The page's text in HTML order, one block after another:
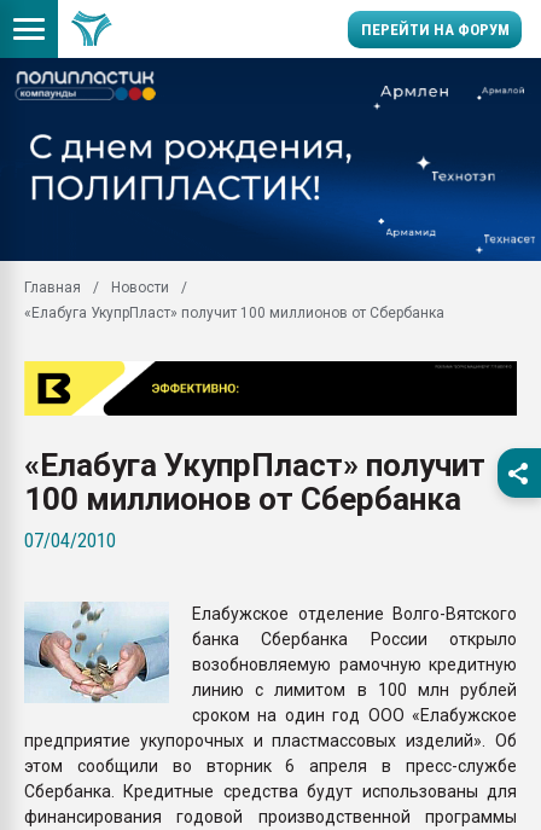
ПЕРЕЙТИ НА ФОРУМ
Вакуум-формовочные
28.07.2026
бутылок
Материал поверхности
вакуумного
ПЕРЕЙТИ НА
Главная
Новости
«Елабуга УкупрПласт» получит 100 миллионов от Сбербанка
«Елабуга УкупрПласт» получит
100 миллионов от Сбербанка
07/04/2010
Елабужское отделение Волго-Вятского
банка Сбербанка России открыло
возобновляемую рамочную кредитную
линию с лимитом в 100 млн рублей
сроком на один год ООО «Елабужское
предприятие укупорочных и пластмассовых изделий». Об
этом сообщили во вторник 6 апреля в пресс-службе
Сбербанка. Кредитные средства будут использованы для
финансирования годовой производственной программы